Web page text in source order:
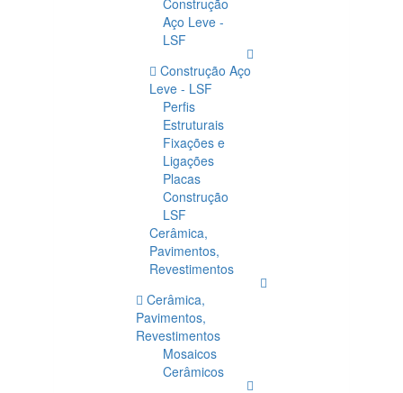
Construção
Aço Leve -
LSF
Construção Aço
Leve - LSF
Perfis
Estruturais
Fixações e
Ligações
Placas
Construção
LSF
Cerâmica,
Pavimentos,
Revestimentos
Cerâmica,
Pavimentos,
Revestimentos
Mosaicos
Cerâmicos